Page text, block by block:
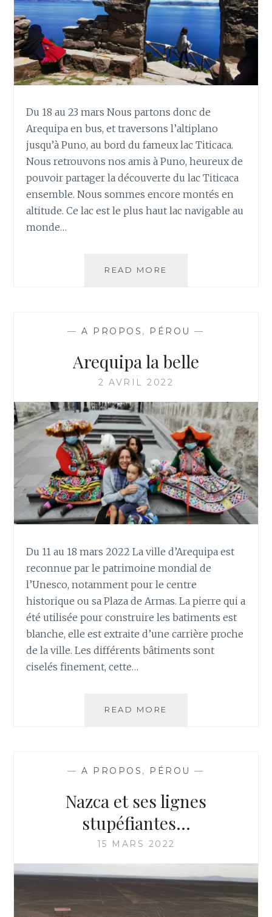
Du 18 au 23 mars Nous partons donc de
Arequipa en bus, et traversons l’altiplano
jusqu’à Puno, au bord du fameux lac Titicaca.
Nous retrouvons nos amis à Puno, heureux de
pouvoir partager la découverte du lac Titicaca
ensemble. Nous sommes encore montés en
altitude. Ce lac est le plus haut lac navigable au
monde…
READ MORE
—A PROPOS , PÉROU —
Arequipa la belle
2 AVRIL 2022
Du 11 au 18 mars 2022 La ville d’Arequipa est
reconnue par le patrimoine mondial de
l’Unesco, notamment pour le centre
historique ou sa Plaza de Armas. La pierre qui a
été utilisée pour construire les batiments est
blanche, elle est extraite d’une carrière proche
de la ville. Les différents bâtiments sont
ciselés finement, cette…
READ MORE
—A PROPOS , PÉROU —
Nazca et ses lignes
stupéfiantes…
15 MARS 2022